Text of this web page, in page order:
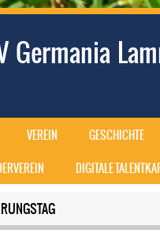
Germania
VEREIN GESCHICHTE
DIGITALE